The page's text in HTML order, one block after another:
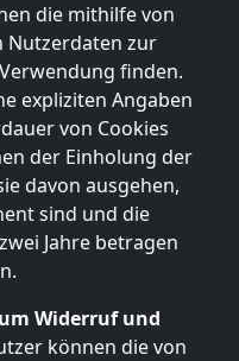
die mithilfe von
Nutzerdaten zur
finden.
expliziten Angaben
von Cookies
der Einholung der
davon ausgehen,
sind und die
Jahre betragen
Widerruf und
können die von